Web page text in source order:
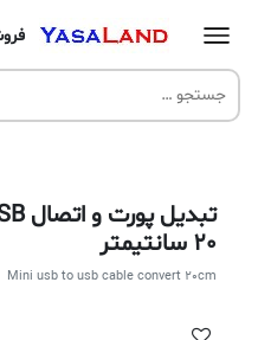
20 سانتیمتر
Mini usb to usb cable convert 20cm